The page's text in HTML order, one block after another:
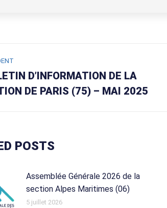
D’INFORMATION DE LA
DE PARIS (75) – MAI 2025
POSTS
Assemblée Générale 2026 de la
section Alpes Maritimes (06)
5 juillet 2026